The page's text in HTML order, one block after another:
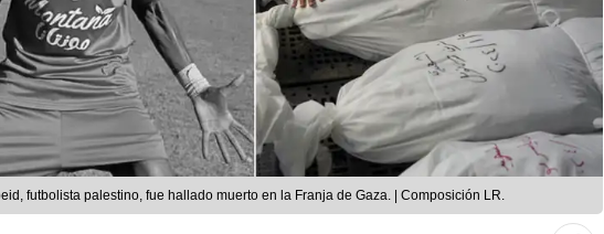
futbolista palestino, fue hallado muerto en la Franja de Gaza. | Composición LR.